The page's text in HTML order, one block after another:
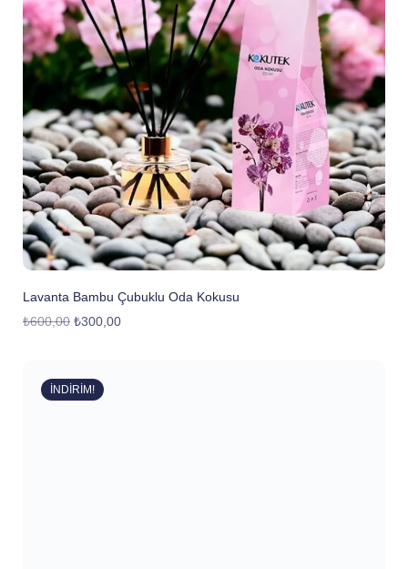
Lavanta Bambu Çubuklu Oda Kokusu
₺600,00 ₺300,00
İNDIRIM!